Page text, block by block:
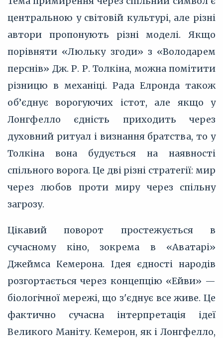
центральною у світовій культурі, але різні
автори пропонують різні моделі. Якщо
порівняти «Люльку згоди» з «Володарем
перснів» Дж. Р. Р. Толкіна, можна помітити
різницю в механіці. Рада Елронда також
об’єднує ворогуючих істот, але якщо у
Лонгфелло єдність приходить через
духовний ритуал і визнання братства, то у
Толкіна вона будується на наявності
спільного ворога. Це дві різні стратегії: мир
через любов проти миру через спільну
загрозу.
Цікавий поворот простежується в
сучасному кіно, зокрема в «Аватарі»
Джеймса Кемерона. Ідея єдності народів
розгортається через концепцію «Ейви» —
біологічної мережі, що з'єднує все живе. Це
фактично сучасна інтерпретація ідеї
Великого Маніту. Кемерон, як і Лонгфелло,